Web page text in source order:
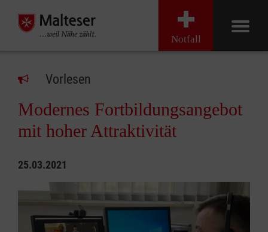
Notfall
Vorlesen
Modernes Fortbildungsangebot
mit hoher Attraktivität
25.03.2021